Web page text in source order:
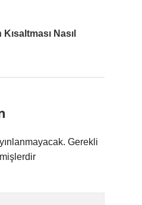
Nasıl
Gerekli